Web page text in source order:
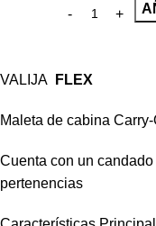
VALIJA
FLEX
Maleta de cabina Carry-
Cuenta con un
pertenencias